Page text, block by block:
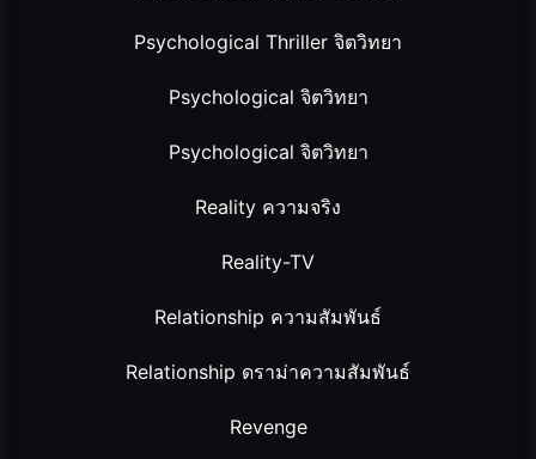
Psychological Thriller จิตวิทยา
Psychological จิตวิทยา
Psychological จิตวิทยา
Reality ความจริง
Reality-TV
Relationship ความสัมพันธ์
Relationship ดราม่าความสัมพันธ์
Revenge